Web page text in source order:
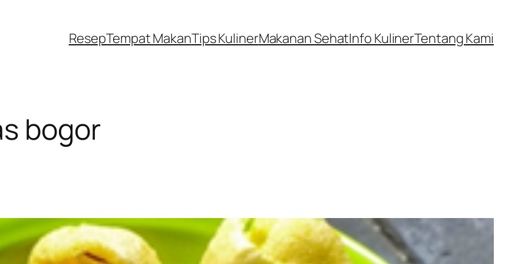
ResepTempat MakanTips KulinerMakanan SehatInfo KulinerTentang Kami
bogor